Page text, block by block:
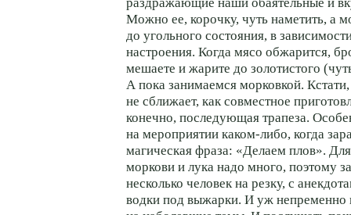
раздражающие наши обаятельные и
Можно ее, корочку, чуть наметить, а
до угольного состояния, в
настроения. Когда мясо обжарится,
мешаете и жарите до золотистого
А пока занимаемся морковкой. Кстати,
не сближает, как совместное
конечно, последующая трапеза.
на мероприятии каком-либо, когда
магическая фраза: «Делаем плов».
моркови и лука надо много, поэтому
несколько человек на резку, с
водки под выжарки. И уж непременно